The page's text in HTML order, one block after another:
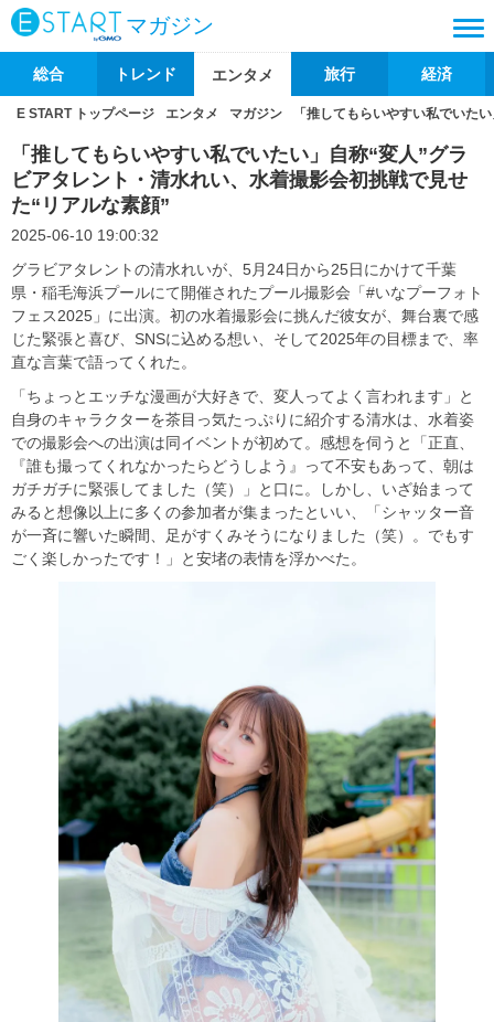
マガジン
総合 トレンド エンタメ 旅行 経済
E START トップページ エンタメ マガジン 「推してもらいやすい私でいた
「推してもらいやすい私でいたい」自称“変人”グラ
ビアタレント・清水れい、水着撮影会初挑戦で見せ
た“リアルな素顔”
2025-06-10 19:00:32
グラビアタレントの清水れいが、5月24日から25日にかけて千葉
県・稲毛海浜プールにて開催されたプール撮影会「#いなプーフォト
フェス2025」に出演。初の水着撮影会に挑んだ彼女が、舞台裏で感
じた緊張と喜び、SNSに込める想い、そして2025年の目標まで、率
直な言葉で語ってくれた。
「ちょっとエッチな漫画が大好きで、変人ってよく言われます」と
自身のキャラクターを茶目っ気たっぷりに紹介する清水は、水着姿
での撮影会への出演は同イベントが初めて。感想を伺うと「正直、
『誰も撮ってくれなかったらどうしよう』って不安もあって、朝は
ガチガチに緊張してました（笑）」と口に。しかし、いざ始まって
みると想像以上に多くの参加者が集まったといい、「シャッター音
が一斉に響いた瞬間、足がすくみそうになりました（笑）。でもす
ごく楽しかったです！」と安堵の表情を浮かべた。